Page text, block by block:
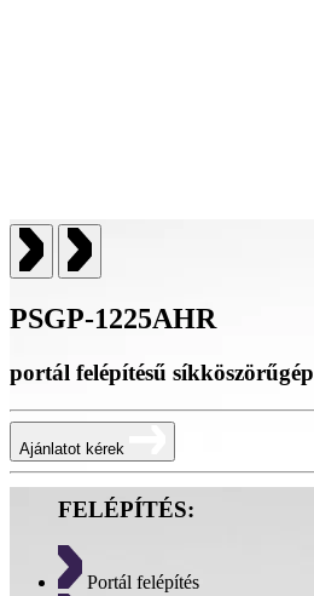
PSGP-1225AHR
portál felépítésű síkköszörűgép
Ajánlatot kérek
FELÉPÍTÉS:
Portál felépítés